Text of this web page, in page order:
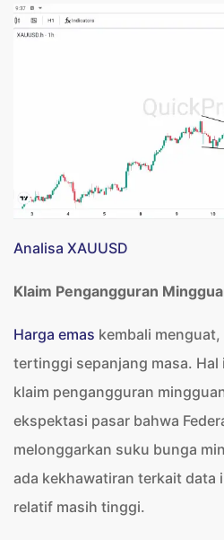
Analisa XAUUSD
Klaim Pengangguran
Harga emas kembali
tertinggi sepanjang masa.
klaim pengangguran
ekspektasi pasar bahwa
melonggarkan suku bunga
ada kekhawatiran terkait data
relatif masih tinggi.